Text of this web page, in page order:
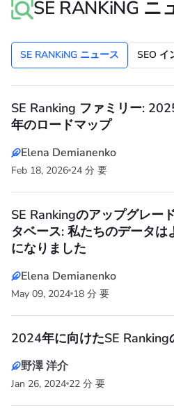
SE RANKiNG ニ
SE RANKiNG ニュース SEO イ
SE Ranking ファミリー:
年のロードマップ
Elena Demianenko
Feb 18, 2026 24 分 要
SE Rankingのアップグレー
タベース: 私たちのデータ
になりました
Elena Demianenko
May 09, 2024 18 分 要
2024年に向けたSE Ranking
野澤 洋介
Jan 26, 2024 22 分 要